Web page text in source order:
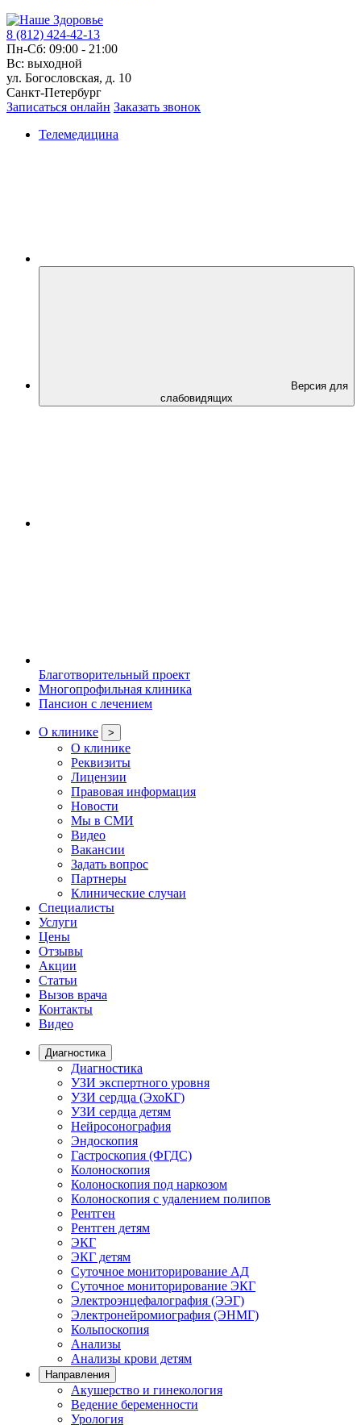
8 (812) 424-42-13
Пн-Сб: 09:00 - 21:00
Вс: выходной
ул. Богословская, д. 10
Санкт-Петербург
Записаться онлайн Заказать звонок
Телемедицина
Версия для
слабовидящих
Благотворительный проект
Многопрофильная клиника
Пансион с лечением
О клинике >
О клинике
Реквизиты
Лицензии
Правовая информация
Новости
Мы в СМИ
Видео
Вакансии
Задать вопрос
Партнеры
Клинические случаи
Специалисты
Услуги
Цены
Отзывы
Акции
Статьи
Вызов врача
Контакты
Видео
Диагностика
Диагностика
УЗИ экспертного уровня
УЗИ сердца (ЭхоКГ)
УЗИ сердца детям
Нейросонография
Эндоскопия
Гастроскопия (ФГДС)
Колоноскопия
Колоноскопия под наркозом
Колоноскопия с удалением полипов
Рентген
Рентген детям
ЭКГ
ЭКГ детям
Суточное мониторирование АД
Суточное мониторирование ЭКГ
Электроэнцефалография (ЭЭГ)
Электронейромиография (ЭНМГ)
Кольпоскопия
Анализы
Анализы крови детям
Направления
Акушерство и гинекология
Ведение беременности
Урология